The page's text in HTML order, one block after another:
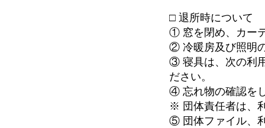
□ 退所時について
① 窓を閉め、カー
② 冷暖房及び照明
③ 寝具は、次の利
ださい。
④ 忘れ物の確認を
※ 団体責任者は、
⑤ 団体ファイル、